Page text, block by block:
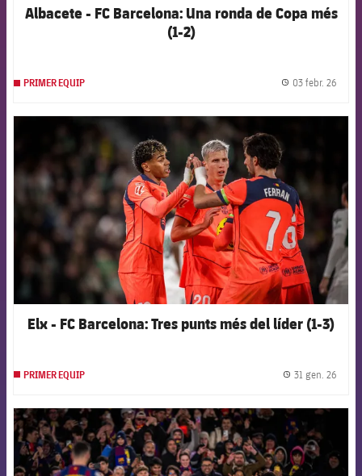
Albacete - FC Barcelona: Una ronda de Copa més
(1-2)
PRIMER EQUIP 03 febr. 26
FCB Barcelona badge
Elx - FC Barcelona: Tres punts més del líder (1-3)
PRIMER EQUIP 31 gen. 26
FCB Barcelona badge